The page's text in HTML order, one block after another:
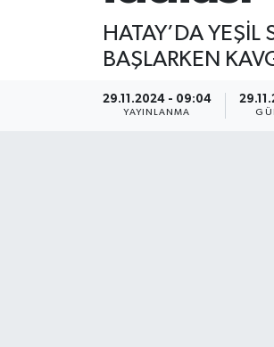
HATAY’DA
BAŞLARKEN
29.11.2024 - 09:04
YAYINLANMA